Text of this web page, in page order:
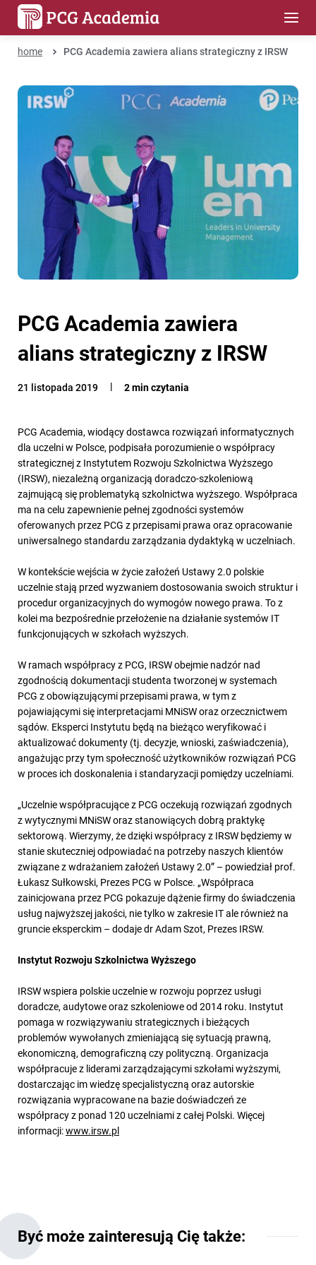
home PCG Academia zawiera alians strategiczny z IRSW
PCG Academia zawiera
alians strategiczny z IRSW
21 listopada 2019 2 min czytania
PCG Academia, wiodący dostawca rozwiązań informatycznych
dla uczelni w Polsce, podpisała porozumienie o współpracy
strategicznej z Instytutem Rozwoju Szkolnictwa Wyższego
(IRSW), niezależną organizacją doradczo-szkoleniową
zajmującą się problematyką szkolnictwa wyższego. Współpraca
ma na celu zapewnienie pełnej zgodności systemów
oferowanych przez PCG z przepisami prawa oraz opracowanie
uniwersalnego standardu zarządzania dydaktyką w uczelniach.
W kontekście wejścia w życie założeń Ustawy 2.0 polskie
uczelnie stają przed wyzwaniem dostosowania swoich struktur i
procedur organizacyjnych do wymogów nowego prawa. To z
kolei ma bezpośrednie przełożenie na działanie systemów IT
funkcjonujących w szkołach wyższych.
W ramach współpracy z PCG, IRSW obejmie nadzór nad
zgodnością dokumentacji studenta tworzonej w systemach
PCG z obowiązującymi przepisami prawa, w tym z
pojawiającymi się interpretacjami MNiSW oraz orzecznictwem
sądów. Eksperci Instytutu będą na bieżąco weryfikować i
aktualizować dokumenty (tj. decyzje, wnioski, zaświadczenia),
angażując przy tym społeczność użytkowników rozwiązań PCG
w proces ich doskonalenia i standaryzacji pomiędzy uczelniami.
„Uczelnie współpracujące z PCG oczekują rozwiązań zgodnych
z wytycznymi MNiSW oraz stanowiących dobrą praktykę
sektorową. Wierzymy, że dzięki współpracy z IRSW będziemy w
stanie skuteczniej odpowiadać na potrzeby naszych klientów
związane z wdrażaniem założeń Ustawy 2.0” – powiedział prof.
Łukasz Sułkowski, Prezes PCG w Polsce. „Współpraca
zainicjowana przez PCG pokazuje dążenie firmy do świadczenia
usług najwyższej jakości, nie tylko w zakresie IT ale również na
gruncie eksperckim – dodaje dr Adam Szot, Prezes IRSW.
Instytut Rozwoju Szkolnictwa Wyższego
IRSW wspiera polskie uczelnie w rozwoju poprzez usługi
doradcze, audytowe oraz szkoleniowe od 2014 roku. Instytut
pomaga w rozwiązywaniu strategicznych i bieżących
problemów wywołanych zmieniającą się sytuacją prawną,
ekonomiczną, demograficzną czy polityczną. Organizacja
współpracuje z liderami zarządzającymi szkołami wyższymi,
dostarczając im wiedzę specjalistyczną oraz autorskie
rozwiązania wypracowane na bazie doświadczeń ze
współpracy z ponad 120 uczelniami z całej Polski. Więcej
informacji:www.irsw.pl
Być może zainteresują Cię także: